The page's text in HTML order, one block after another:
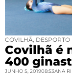
COVILHÃ DESPORTO
Covilhã é
400
JUNHO 5, 201908:53ANA